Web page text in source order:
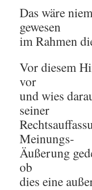
Das wäre
gewesen
im Rahmen
Vor diesem
vor
und wies
seiner
Meinungs-
Äußerung
ob
dies eine